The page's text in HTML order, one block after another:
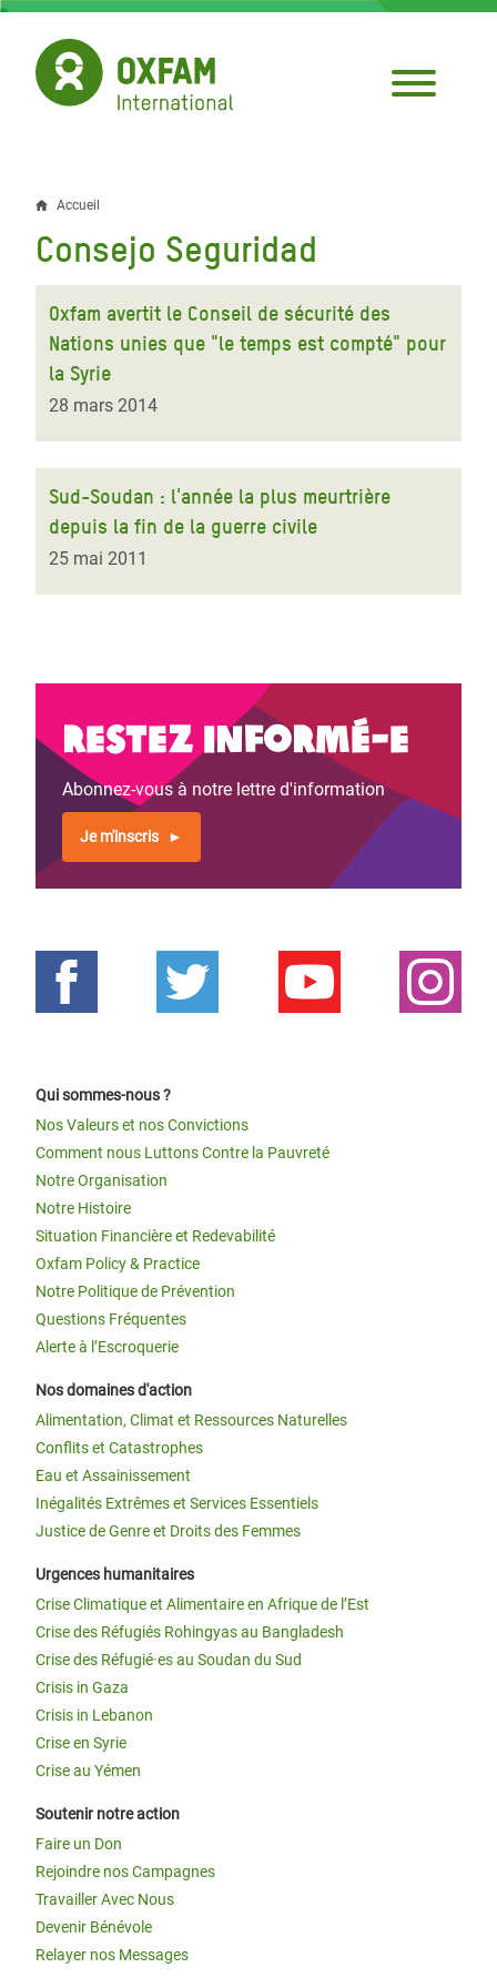
Aller
contenu
principal
Fil
d'Ariane
Accueil
Consejo Seguridad
Oxfam avertit le Conseil de sécurité des
Nations unies que "le temps est compté" pour
la Syrie
28 mars 2014
Sud-Soudan : l'année la plus meurtrière
depuis la fin de la guerre civile
25 mai 2011
Restez informé-e
Abonnez-vous à notre lettre d'information
Je m'inscris
Qui sommes-nous ?
Nos Valeurs et nos Convictions
Comment nous Luttons Contre la Pauvreté
Notre Organisation
Notre Histoire
Situation Financière et Redevabilité
Oxfam Policy & Practice
Notre Politique de Prévention
Questions Fréquentes
Alerte à l’Escroquerie
Nos domaines d'action
Alimentation, Climat et Ressources Naturelles
Conflits et Catastrophes
Eau et Assainissement
Inégalités Extrêmes et Services Essentiels
Justice de Genre et Droits des Femmes
Urgences humanitaires
Crise Climatique et Alimentaire en Afrique de l’Est
Crise des Réfugiés Rohingyas au Bangladesh
Crise des Réfugié·es au Soudan du Sud
Crisis in Gaza
Crisis in Lebanon
Crise en Syrie
Crise au Yémen
Soutenir notre action
Faire un Don
Rejoindre nos Campagnes
Travailler Avec Nous
Devenir Bénévole
Relayer nos Messages